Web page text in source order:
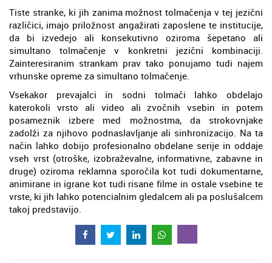
Tiste stranke, ki jih zanima možnost tolmačenja v tej jezični
različici, imajo priložnost angažirati zaposlene te institucije,
da bi izvedejo ali konsekutivno oziroma šepetano ali
simultano tolmačenje v konkretni jezični kombinaciji.
Zainteresiranim strankam prav tako ponujamo tudi najem
vrhunske opreme za simultano tolmačenje.
Vsekakor prevajalci in sodni tolmači lahko obdelajo
katerokoli vrsto ali video ali zvočnih vsebin in potem
posameznik izbere med možnostma, da strokovnjake
zadolži za njihovo podnaslavljanje ali sinhronizacijo. Na ta
način lahko dobijo profesionalno obdelane serije in oddaje
vseh vrst (otroške, izobraževalne, informativne, zabavne in
druge) oziroma reklamna sporočila kot tudi dokumentarne,
animirane in igrane kot tudi risane filme in ostale vsebine te
vrste, ki jih lahko potencialnim gledalcem ali pa poslušalcem
takoj predstavijo.